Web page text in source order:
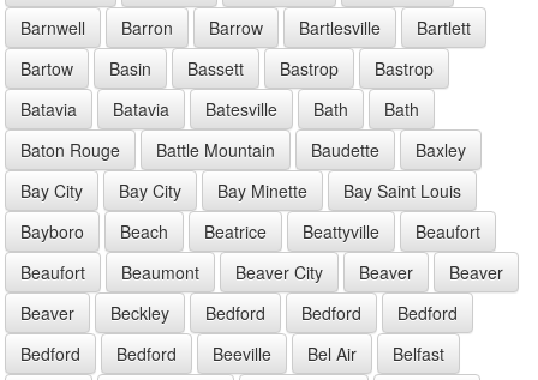
Barnwell
Barron Barrow Bartlesville
Bartlett
Bartow
Basin Bassett Bastrop
Bastrop
Batavia
Batavia Batesville Bath
Bath
Baton Rouge
Battle Mountain Baudette
Baxley
Bay City
Bay City Bay Minette
Bay Saint Louis
Bayboro
Beach Beatrice Beattyville
Beaufort
Beaufort
Beaumont Beaver City Beaver
Beaver
Beaver
Beckley Bedford Bedford
Bedford
Bedford
Bedford Beeville Bel Air
Belfast